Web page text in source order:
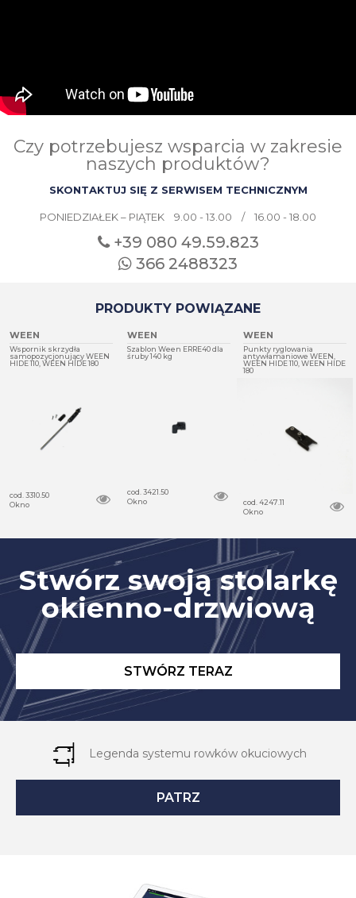
Czy potrzebujesz wsparcia w zakresie
naszych produktów?
SKONTAKTUJ SIĘ Z SERWISEM TECHNICZNYM
PONIEDZIAŁEK – PIĄTEK 9.00 - 13.00 / 16.00 - 18.00
+39 080 49.59.823
366 2488323
PRODUKTY POWIĄZANE
WEEN
Wspornik skrzydła
samopozycjonujący WEEN
HIDE 110, WEEN HIDE 180
cod. 3310.50
Okno
WEEN
Szablon Ween ERRE40 dla
śruby 140 kg
cod. 3421.50
Okno
WEEN
Punkty ryglowania
antywłamaniowe WEEN,
WEEN HIDE 110, WEEN HIDE
180
cod. 4247.11
Okno
Stwórz swoją stolarkę
okienno-drzwiową
STWÓRZ TERAZ
Legenda systemu rowków okuciowych
PATRZ